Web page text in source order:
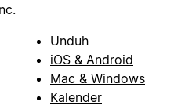
Unduh
iOS & Android
Mac & Windows
Kalender